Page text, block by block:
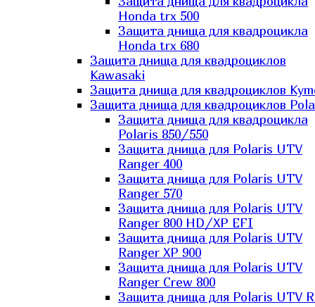
Honda trx 500
Защита днища для квадроцикла
Honda trx 680
Защита днища для квадроциклов
Kawasaki
Защита днища для квадроциклов
Защита днища для квадроциклов
Защита днища для квадроцикла
Polaris 850/550
Защита днища для Polaris UTV
Ranger 400
Защита днища для Polaris UTV
Ranger 570
Защита днища для Polaris UTV
Ranger 800 HD/XP EFI
Защита днища для Polaris UTV
Ranger XP 900
Защита днища для Polaris UTV
Ranger Сrew 800
Защита днища для Polaris UTV